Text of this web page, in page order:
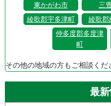
東かがわ市
三
綾歌郡宇多津町
綾歌郡
仲多度郡多度津
町
その他の地域の方もご相談くだ
最